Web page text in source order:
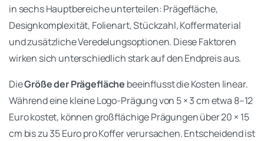
in sechs Hauptbereiche unterteilen: Prägefläche,
Designkomplexität, Folienart, Stückzahl, Koffermaterial
und zusätzliche Veredelungsoptionen. Diese Faktoren
wirken sich unterschiedlich stark auf den Endpreis aus.
DieGröße der Prägefläche beeinflusst die Kosten linear.
Während eine kleine Logo-Prägung von 5 × 3 cm etwa 8–12
Euro kostet, können großflächige Prägungen über 20 × 15
cm bis zu 35 Euro pro Koffer verursachen. Entscheidend ist